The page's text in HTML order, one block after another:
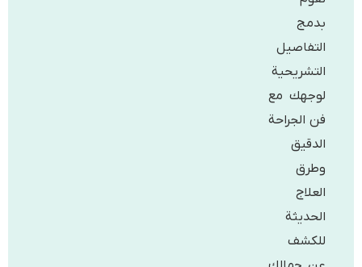
بدمج
التفاصيل
التشريحية
لوجهك مع
فن الجراحة
الدقيق
وطرق
العلاج
الحديثة
للكشف